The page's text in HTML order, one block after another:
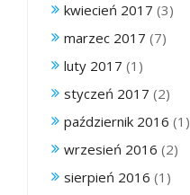
kwiecień 2017 (3)
marzec 2017 (7)
luty 2017 (1)
styczeń 2017 (2)
październik 2016 (1)
wrzesień 2016 (2)
sierpień 2016 (1)